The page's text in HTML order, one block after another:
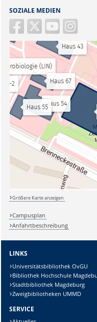
SOZIALE MEDIEN
Größere Karte anzeigen
Campusplan
Anfahrtbeschreibung
LINKS
Universitätsbibliothek OvGU
Bibliothek Hochschule
Stadtbibliothek Magdeburg
Zweigbibliotheken UMMD
SERVICE